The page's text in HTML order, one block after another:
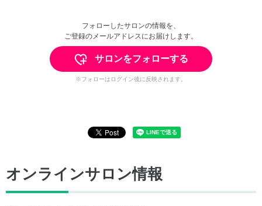
フォローしたサロンの情報を、
ご登録のメールアドレスにお届けします。
サロンをフォローする
※フォローはログイン後に反映されます。
オンラインサロン情報